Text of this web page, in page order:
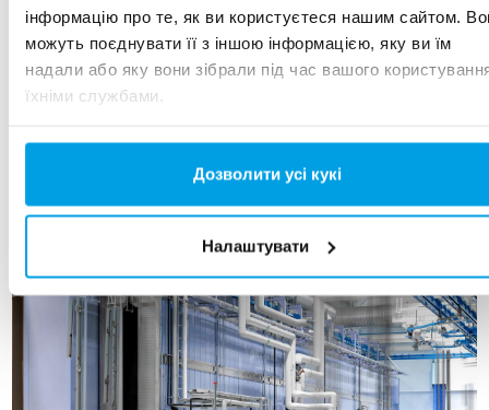
інформацію про те, як ви користуєтеся нашим сайтом.
можуть поєднувати її з іншою інформацією, яку ви їм
надали або яку вони зібрали під час вашого
їхніми службами.
Дозволити усі кукі
Налаштувати
осмос, займаючи невелику площу та
просте встановлення.